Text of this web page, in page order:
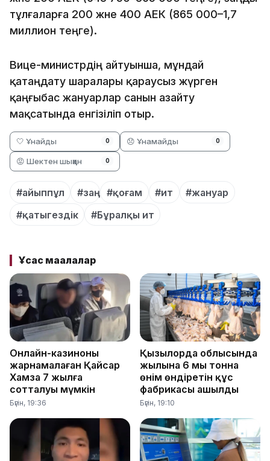
тұлғаларға 200 және 400 АЕК (865 000–1,7
миллион теңге).
Вице-министрдің айтуынша, мұндай
қатаңдату шаралары қараусыз жүрген
қаңғыбас жануарлар санын азайту
мақсатында енгізіліп отыр.
🤍 Ұнайды 0 😞 Ұнамайды 0
😡 Шектен шыққан 0
#айыппұл #заң #қоғам #ит
#жануар
#қатыгездік
#Бұралқы ит
Ұқсас мақалалар
Онлайн-казиноны
жарнамалаған Қайсар
Хамза 7 жылға
сотталуы мүмкін
Бүгін, 19:36
Қызылорда облысында
жылына 6 мың тонна
өнім өндіретін құс
фабрикасы ашылды
Бүгін, 19:10